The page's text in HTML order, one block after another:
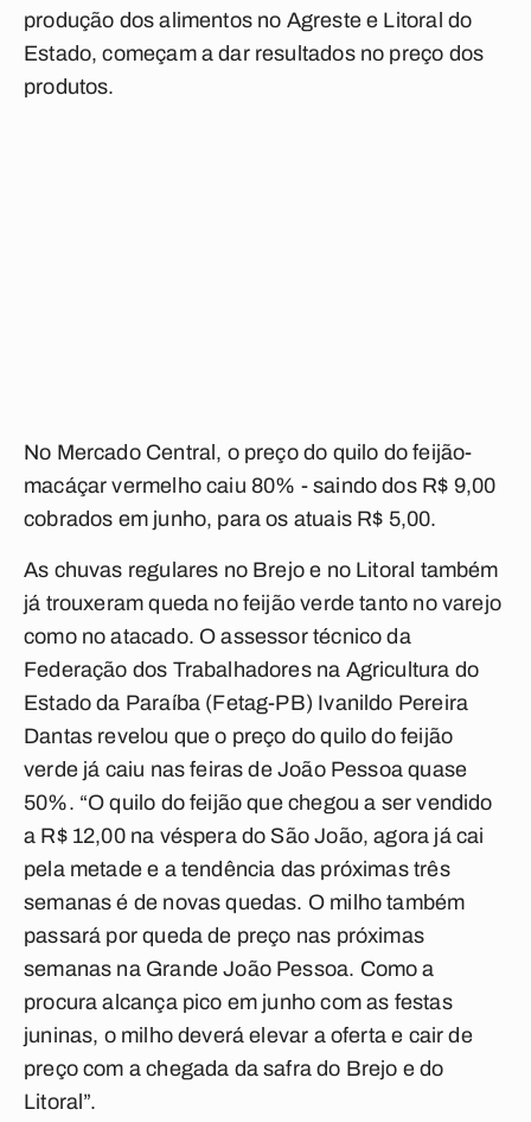
produção dos alimentos no Agreste e Litoral do
Estado, começam a dar resultados no preço dos
produtos.
No Mercado Central, o preço do quilo do feijão-
macáçar vermelho caiu 80% - saindo dos R$ 9,00
cobrados em junho, para os atuais R$ 5,00.
As chuvas regulares no Brejo e no Litoral também
já trouxeram queda no feijão verde tanto no varejo
como no atacado. O assessor técnico da
Federação dos Trabalhadores na Agricultura do
Estado da Paraíba (Fetag-PB) Ivanildo Pereira
Dantas revelou que o preço do quilo do feijão
verde já caiu nas feiras de João Pessoa quase
50%. “O quilo do feijão que chegou a ser vendido
a R$ 12,00 na véspera do São João, agora já cai
pela metade e a tendência das próximas três
semanas é de novas quedas. O milho também
passará por queda de preço nas próximas
semanas na Grande João Pessoa. Como a
procura alcança pico em junho com as festas
juninas, o milho deverá elevar a oferta e cair de
preço com a chegada da safra do Brejo e do
Litoral”.